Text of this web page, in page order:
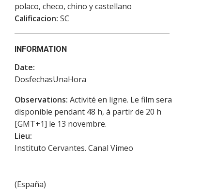
polaco, checo, chino y castellano
Calificacion: SC
INFORMATION
Date:
DosfechasUnaHora
Observations: Activité en ligne. Le film sera
disponible pendant 48 h, à partir de 20 h
[GMT+1] le 13 novembre.
Lieu:
Instituto Cervantes. Canal Vimeo
(España)